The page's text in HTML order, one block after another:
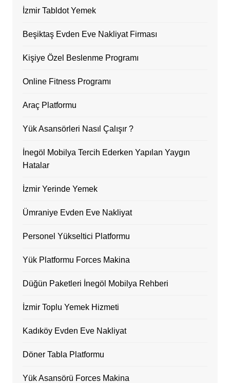
İzmir Tabldot Yemek
Beşiktaş Evden Eve Nakliyat Firması
Kişiye Özel Beslenme Programı
Online Fitness Programı
Araç Platformu
Yük Asansörleri Nasıl Çalışır ?
İnegöl Mobilya Tercih Ederken Yapılan Yaygın
Hatalar
İzmir Yerinde Yemek
Ümraniye Evden Eve Nakliyat
Personel Yükseltici Platformu
Yük Platformu Forces Makina
Düğün Paketleri İnegöl Mobilya Rehberi
İzmir Toplu Yemek Hizmeti
Kadıköy Evden Eve Nakliyat
Döner Tabla Platformu
Yük Asansörü Forces Makina